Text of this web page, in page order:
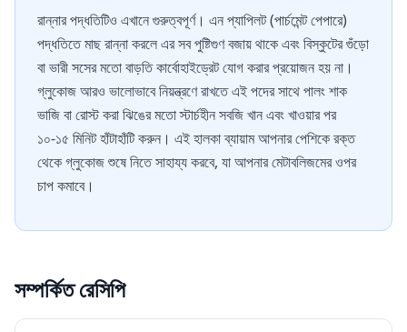
রান্নার পদ্ধতিটিও এখানে গুরুত্বপূর্ণ। এন প্যাপিলট (পার্চমেন্ট পেপারে)
পদ্ধতিতে মাছ রান্না করলে এর সব পুষ্টিগুণ বজায় থাকে এবং বিস্কুটের গুঁড়ো
বা ভারী সসের মতো বাড়তি কার্বোহাইড্রেট যোগ করার প্রয়োজন হয় না।
গ্লুকোজ আরও ভালোভাবে নিয়ন্ত্রণে রাখতে এই পদের সাথে পালং শাক
ভাজি বা রোস্ট করা ঝিঙের মতো স্টার্চহীন সবজি খান এবং খাওয়ার পর
১০-১৫ মিনিট হাঁটাহাঁটি করুন। এই হালকা ব্যায়াম আপনার পেশিকে রক্ত
থেকে গ্লুকোজ শুষে নিতে সাহায্য করবে, যা আপনার মেটাবলিজমের ওপর
চাপ কমাবে।
সম্পর্কিত রেসিপি